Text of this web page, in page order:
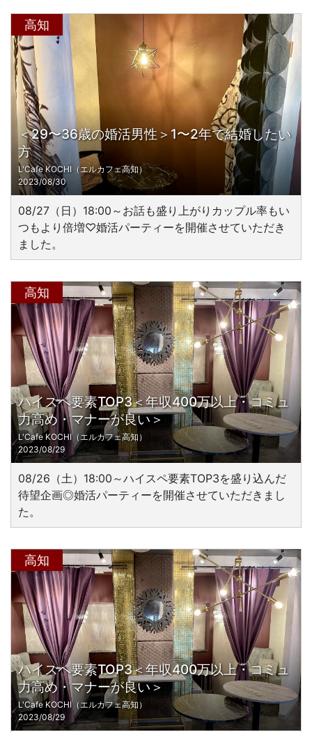
＜29〜36歳の婚活男性＞1〜2年で結婚したい
方
高知
L'Cafe KOCHI（エルカフェ高知）
2023/08/30
08/27（日）18:00～お話も盛り上がりカップル率もい
つもより倍増♡婚活パーティーを開催させていただき
ました。
ハイスペ要素TOP3＜年収400万以上・コミュ
力高め・マナーが良い＞
高知
L'Cafe KOCHI（エルカフェ高知）
2023/08/29
08/26（土）18:00～ハイスペ要素TOP3を盛り込んだ
待望企画◎婚活パーティーを開催させていただきまし
た。
ハイスペ要素TOP3＜年収400万以上・コミュ
力高め・マナーが良い＞
高知
L'Cafe KOCHI（エルカフェ高知）
2023/08/29